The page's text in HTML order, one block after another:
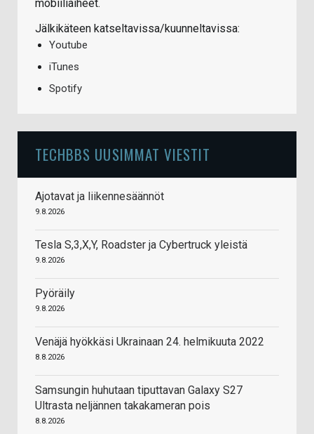
mobiiliaiheet.
Jälkikäteen katseltavissa/kuunneltavissa:
Youtube
iTunes
Spotify
TECHBBS UUSIMMAT VIESTIT
Ajotavat ja liikennesäännöt
9.8.2026
Tesla S,3,X,Y, Roadster ja Cybertruck yleistä
9.8.2026
Pyöräily
9.8.2026
Venäjä hyökkäsi Ukrainaan 24. helmikuuta 2022
8.8.2026
Samsungin huhutaan tiputtavan Galaxy S27
Ultrasta neljännen takakameran pois
8.8.2026